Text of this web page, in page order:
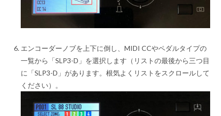
エンコーダーノブを上下に倒し、MIDI CCやペダルタイプの
一覧から「SLP3-D」を選択します（リストの最後から三つ目
に「SLP3-D」があります。根気よくリストをスクロールして
ください）。